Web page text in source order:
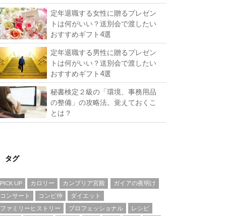
定年退職する女性に贈るプレゼン
トは何がいい？送別会で渡したい
おすすめギフト4選
定年退職する男性に贈るプレゼン
トは何がいい？送別会で渡したい
おすすめギフト4選
秘書検定２級の「環境、事務用品
の整備」の攻略法。覚えておくこ
とは？
タグ
PICK UP カロリー カンブリア宮殿
ガイアの夜明け
コンサート
コンビ仲
ダイエット
ファミリーヒストリー
プロフェッショナル
レシピ